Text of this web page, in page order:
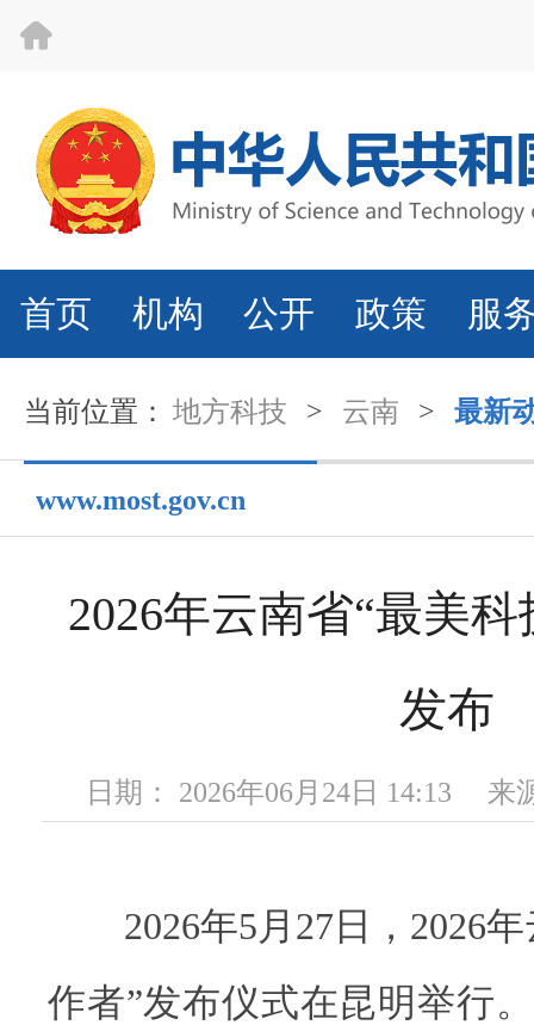
首页 机构 公开 政策 服
当前位置： 地方科技 > 云南 > 最新
www.most.gov.cn
2026年云南省“最美
发布
日期： 2026年06月24日 14:13 来
2026年5月27日，2026年
作者”发布仪式在昆明举行